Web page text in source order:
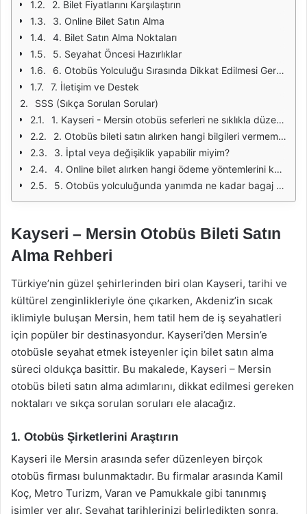
2. Bilet Fiyatlarını Karşılaştırın
3. Online Bilet Satın Alma
4. Bilet Satın Alma Noktaları
5. Seyahat Öncesi Hazırlıklar
6. Otobüs Yolculuğu Sırasında Dikkat Edilmesi Gerekenler
7. İletişim ve Destek
SSS (Sıkça Sorulan Sorular)
1. Kayseri - Mersin otobüs seferleri ne sıklıkla düzenleniyor?
2. Otobüs bileti satın alırken hangi bilgileri vermem gerekiyor?
3. İptal veya değişiklik yapabilir miyim?
4. Online bilet alırken hangi ödeme yöntemlerini kullanabilirim?
5. Otobüs yolculuğunda yanımda ne kadar bagaj taşıyabilirim?
Kayseri – Mersin Otobüs Bileti Satın
Alma Rehberi
Türkiye’nin güzel şehirlerinden biri olan Kayseri, tarihi ve
kültürel zenginlikleriyle öne çıkarken, Akdeniz’in sıcak
iklimiyle buluşan Mersin, hem tatil hem de iş seyahatleri
için popüler bir destinasyondur. Kayseri’den Mersin’e
otobüsle seyahat etmek isteyenler için bilet satın alma
süreci oldukça basittir. Bu makalede, Kayseri – Mersin
otobüs bileti satın alma adımlarını, dikkat edilmesi gereken
noktaları ve sıkça sorulan soruları ele alacağız.
1. Otobüs Şirketlerini Araştırın
Kayseri ile Mersin arasında sefer düzenleyen birçok
otobüs firması bulunmaktadır. Bu firmalar arasında Kamil
Koç, Metro Turizm, Varan ve Pamukkale gibi tanınmış
isimler yer alır. Seyahat tarihlerinizi belirledikten sonra,